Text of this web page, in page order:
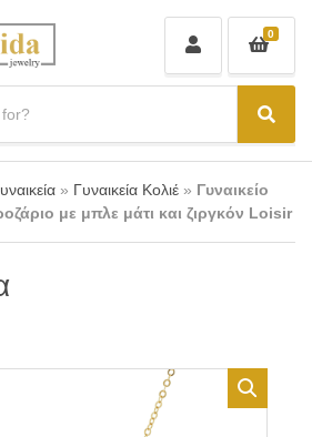
S
e
a
r
c
0
» Γυναικεία Κολιέ » Γυναικείο
με μπλε μάτι και ζιργκόν Loisir